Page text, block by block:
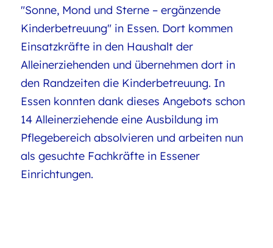
"Sonne, Mond und Sterne – ergänzende
Kinderbetreuung" in Essen. Dort kommen
Einsatzkräfte in den Haushalt der
Alleinerziehenden und übernehmen dort in
den Randzeiten die Kinderbetreuung. In
Essen konnten dank dieses Angebots schon
14 Alleinerziehende eine Ausbildung im
Pflegebereich absolvieren und arbeiten nun
als gesuchte Fachkräfte in Essener
Einrichtungen.